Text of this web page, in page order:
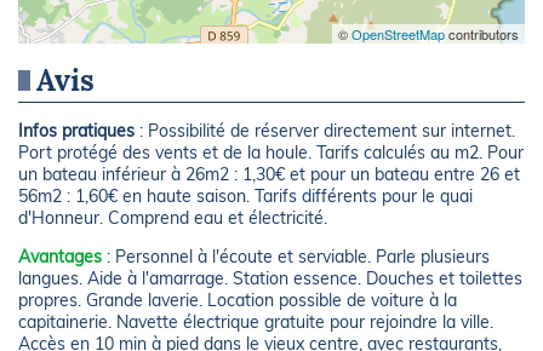
©OpenStreetMapcontributors
Avis
Infos pratiques : Possibilité de réserver directement sur internet.
Port protégé des vents et de la houle. Tarifs calculés au m2. Pour
un bateau inférieur à 26m2 : 1,30€ et pour un bateau entre 26 et
56m2 : 1,60€ en haute saison. Tarifs différents pour le quai
d'Honneur. Comprend eau et électricité.
Avantages : Personnel à l'écoute et serviable. Parle plusieurs
langues. Aide à l'amarrage. Station essence. Douches et toilettes
propres. Grande laverie. Location possible de voiture à la
capitainerie. Navette électrique gratuite pour rejoindre la ville.
Accès en 10 min à pied dans le vieux centre, avec restaurants,